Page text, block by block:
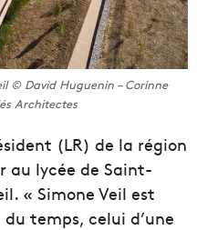
© David Huguenin – Corinne
Architectes
(LR) de la région
au lycée de Saint-
« Simone Veil est
temps, celui d’une